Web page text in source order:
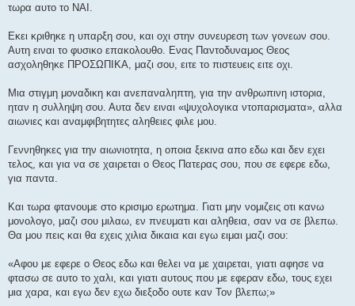
τωρα αυτο το ΝΑΙ.
Εκει κριθηκε η υπαρξη σου, και οχι στην συνευρεση των γονεων σου.
Αυτη ειναι το φυσικο επακολουθο. Ενας Παντοδυναμος Θεος
ασχοληθηκε ΠΡΟΣΩΠΙΚΑ, μαζι σου, ειτε το πιστευεις ειτε οχι.
Μια στιγμη μοναδικη και ανεπαναληπτη, για την ανθρωπινη ιστορια,
ηταν η συλληψη σου. Αυτα δεν ειναι «ψυχολογικα ντοπαρισματα», αλλα
αιωνιες και αναμφιβητητες αληθειες φιλε μου.
Γεννηθηκες για την αιωνιοτητα, η οποια ξεκινα απο εδω και δεν εχει
τελος, και για να σε χαιρεται ο Θεος Πατερας σου, που σε εφερε εδω,
για παντα.
Και τωρα φτανουμε στο κρισιμο ερωτημα. Γιατι μην νομιζεις οτι κανω
μονολογο, μαζι σου μιλαω, εν πνευματι και αληθεια, σαν να σε βλεπω.
Θα μου πεις και θα εχεις χιλια δικαια και εγω ειμαι μαζι σου:
«Αφου με εφερε ο Θεος εδω και θελει να με χαιρεται, γιατι αφησε να
φτασω σε αυτο το χαλι, και γιατι αυτους που με εφεραν εδω, τους εχει
μια χαρα, και εγω δεν εχω διεξοδο ουτε καν Τον βλεπω;»